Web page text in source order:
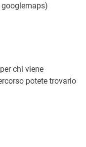
googlemaps)
chi viene
potete trovarlo